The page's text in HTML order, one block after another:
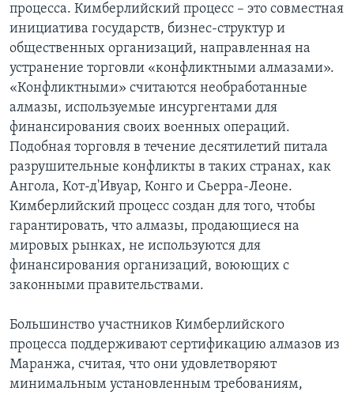
процесса. Кимберлийский процесс – это совместная
инициатива государств, бизнес-структур и
общественных организаций, направленная на
устранение торговли «конфликтными алмазами».
«Конфликтными» считаются необработанные
алмазы, используемые инсургентами для
финансирования своих военных операций.
Подобная торговля в течение десятилетий питала
разрушительные конфликты в таких странах, как
Ангола, Кот-д'Ивуар, Конго и Сьерра-Леоне.
Кимберлийский процесс создан для того, чтобы
гарантировать, что алмазы, продающиеся на
мировых рынках, не используются для
финансирования организаций, воюющих с
законными правительствами.
Большинство участников Кимберлийского
процесса поддерживают сертификацию алмазов из
Маранжа, считая, что они удовлетворяют
минимальным установленным требованиям,